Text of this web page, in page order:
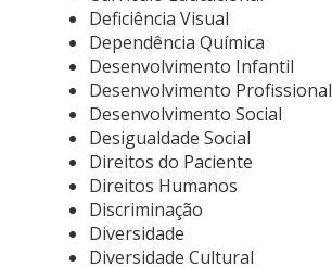
Deficiência Visual
Dependência Química
Desenvolvimento Infantil
Desenvolvimento Profissional
Desenvolvimento Social
Desigualdade Social
Direitos do Paciente
Direitos Humanos
Discriminação
Diversidade
Diversidade Cultural